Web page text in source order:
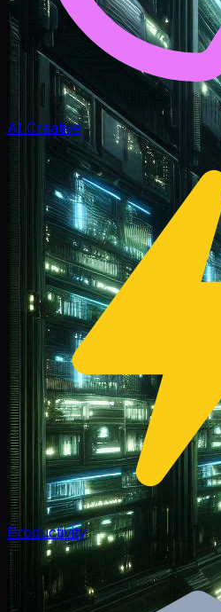
AI Creative
Productivity